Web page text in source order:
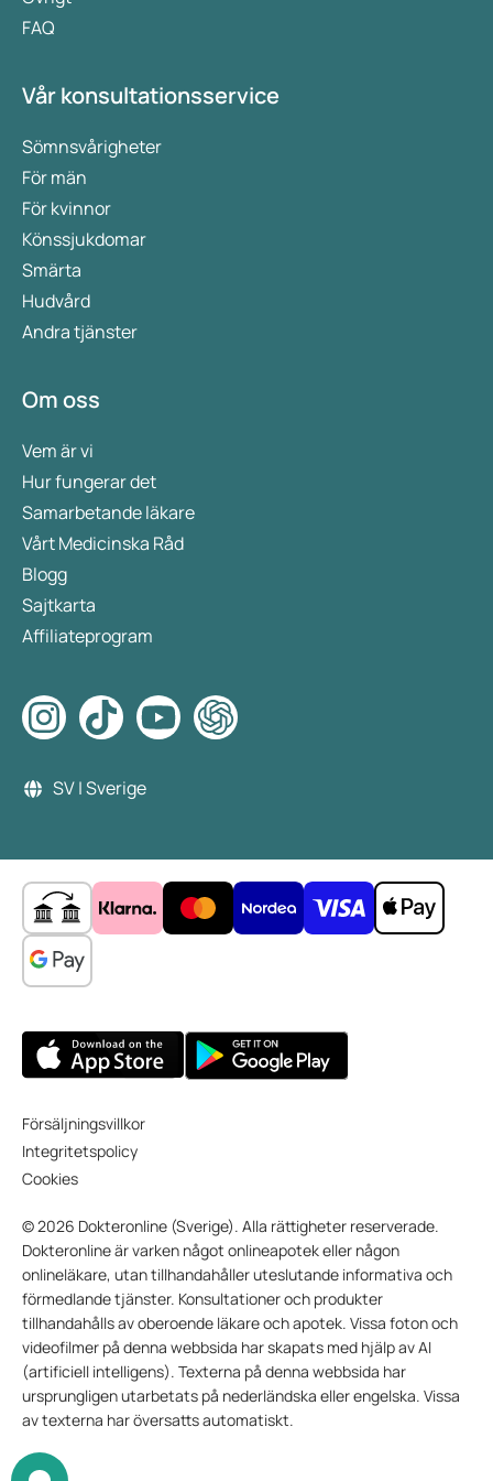
FAQ
Vår konsultationsservice
Sömnsvårigheter
För män
För kvinnor
Könssjukdomar
Smärta
Hudvård
Andra tjänster
Om oss
Vem är vi
Hur fungerar det
Samarbetande läkare
Vårt Medicinska Råd
Blogg
Sajtkarta
Affiliateprogram
SV | Sverige
Försäljningsvillkor
Integritetspolicy
Cookies
© 2026 Dokteronline (Sverige). Alla rättigheter reserverade.
Dokteronline är varken något onlineapotek eller någon
onlineläkare, utan tillhandahåller uteslutande informativa och
förmedlande tjänster. Konsultationer och produkter
tillhandahålls av oberoende läkare och apotek. Vissa foton och
videofilmer på denna webbsida har skapats med hjälp av AI
(artificiell intelligens). Texterna på denna webbsida har
ursprungligen utarbetats på nederländska eller engelska. Vissa
av texterna har översatts automatiskt.